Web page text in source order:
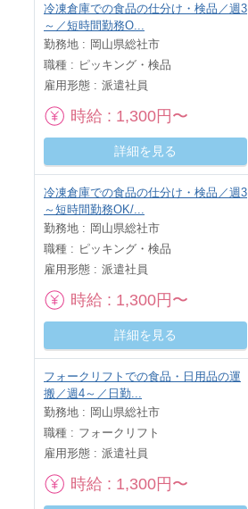
冷凍倉庫での食品の仕分け・検品／週3
～／短時間勤務O...
勤務地
岡山県総社市
職種
ピッキング・検品
雇用形態
派遣社員
時給 1,300円〜
詳細を見る
冷凍倉庫での食品の仕分け・検品／週3
～短時間勤務OK/...
勤務地
岡山県総社市
職種
ピッキング・検品
雇用形態
派遣社員
時給 1,300円〜
詳細を見る
フォークリフトでの食品・日用品の運
搬／週4～／日勤...
勤務地
岡山県総社市
職種
フォークリフト
雇用形態
派遣社員
時給 1,300円〜